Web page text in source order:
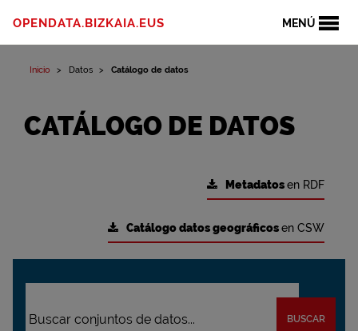
MENÚ
OPENDATA.BIZKAIA.EUS
Inicio Datos Catálogo de datos
CATÁLOGO DE DATOS
Metadatosen RDF
Catálogo datos geográficosen CSW
BUSCAR